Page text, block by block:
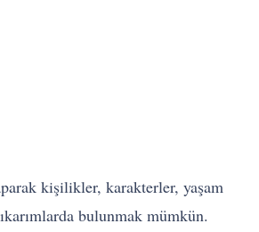
kişilikler, karakterler, yaşam
bulunmak mümkün.